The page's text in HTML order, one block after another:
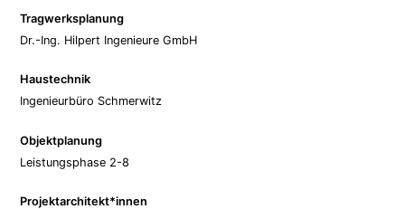
Tragwerksplanung
Dr.-Ing. Hilpert Ingenieure GmbH
Haustechnik
Ingenieurbüro Schmerwitz
Objektplanung
Leistungsphase 2-8
Projektarchitekt*innen